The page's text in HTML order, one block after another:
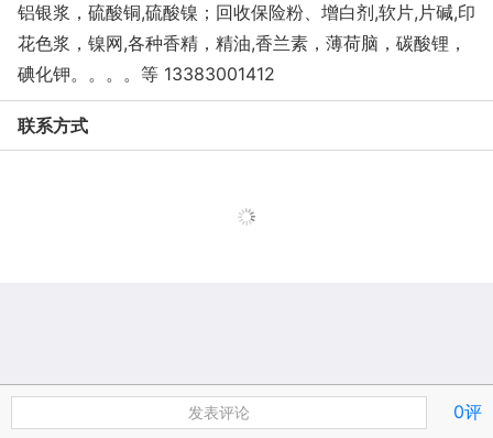
铝银浆，硫酸铜,硫酸镍；回收保险粉、增白剂,软片,片碱,印
花色浆，镍网,各种香精，精油,香兰素，薄荷脑，碳酸锂，
碘化钾。。。。等 13383001412
联系方式
发表评论 0评